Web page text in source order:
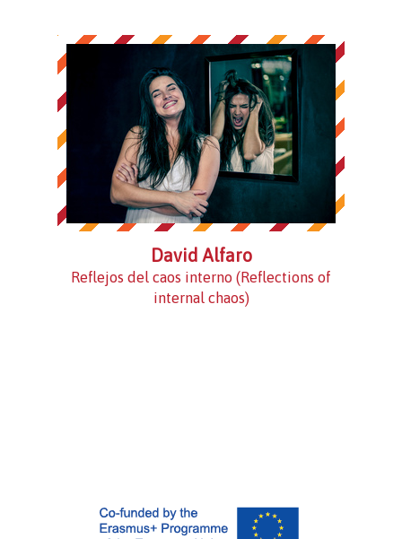
David Alfaro
Reflejos del caos interno (Reflections of
internal chaos)